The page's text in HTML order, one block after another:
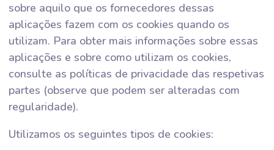
sobre aquilo que os fornecedores dessas
aplicações fazem com os cookies quando os
utilizam. Para obter mais informações sobre essas
aplicações e sobre como utilizam os cookies,
consulte as políticas de privacidade das respetivas
partes (observe que podem ser alteradas com
regularidade).
Utilizamos os seguintes tipos de cookies: